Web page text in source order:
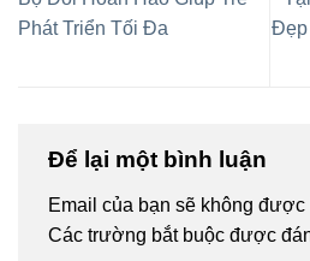
Phát Triển Tối Đa
Đẹp
Để lại một bình luận
Email của bạn sẽ không
Các trường bắt buộc được